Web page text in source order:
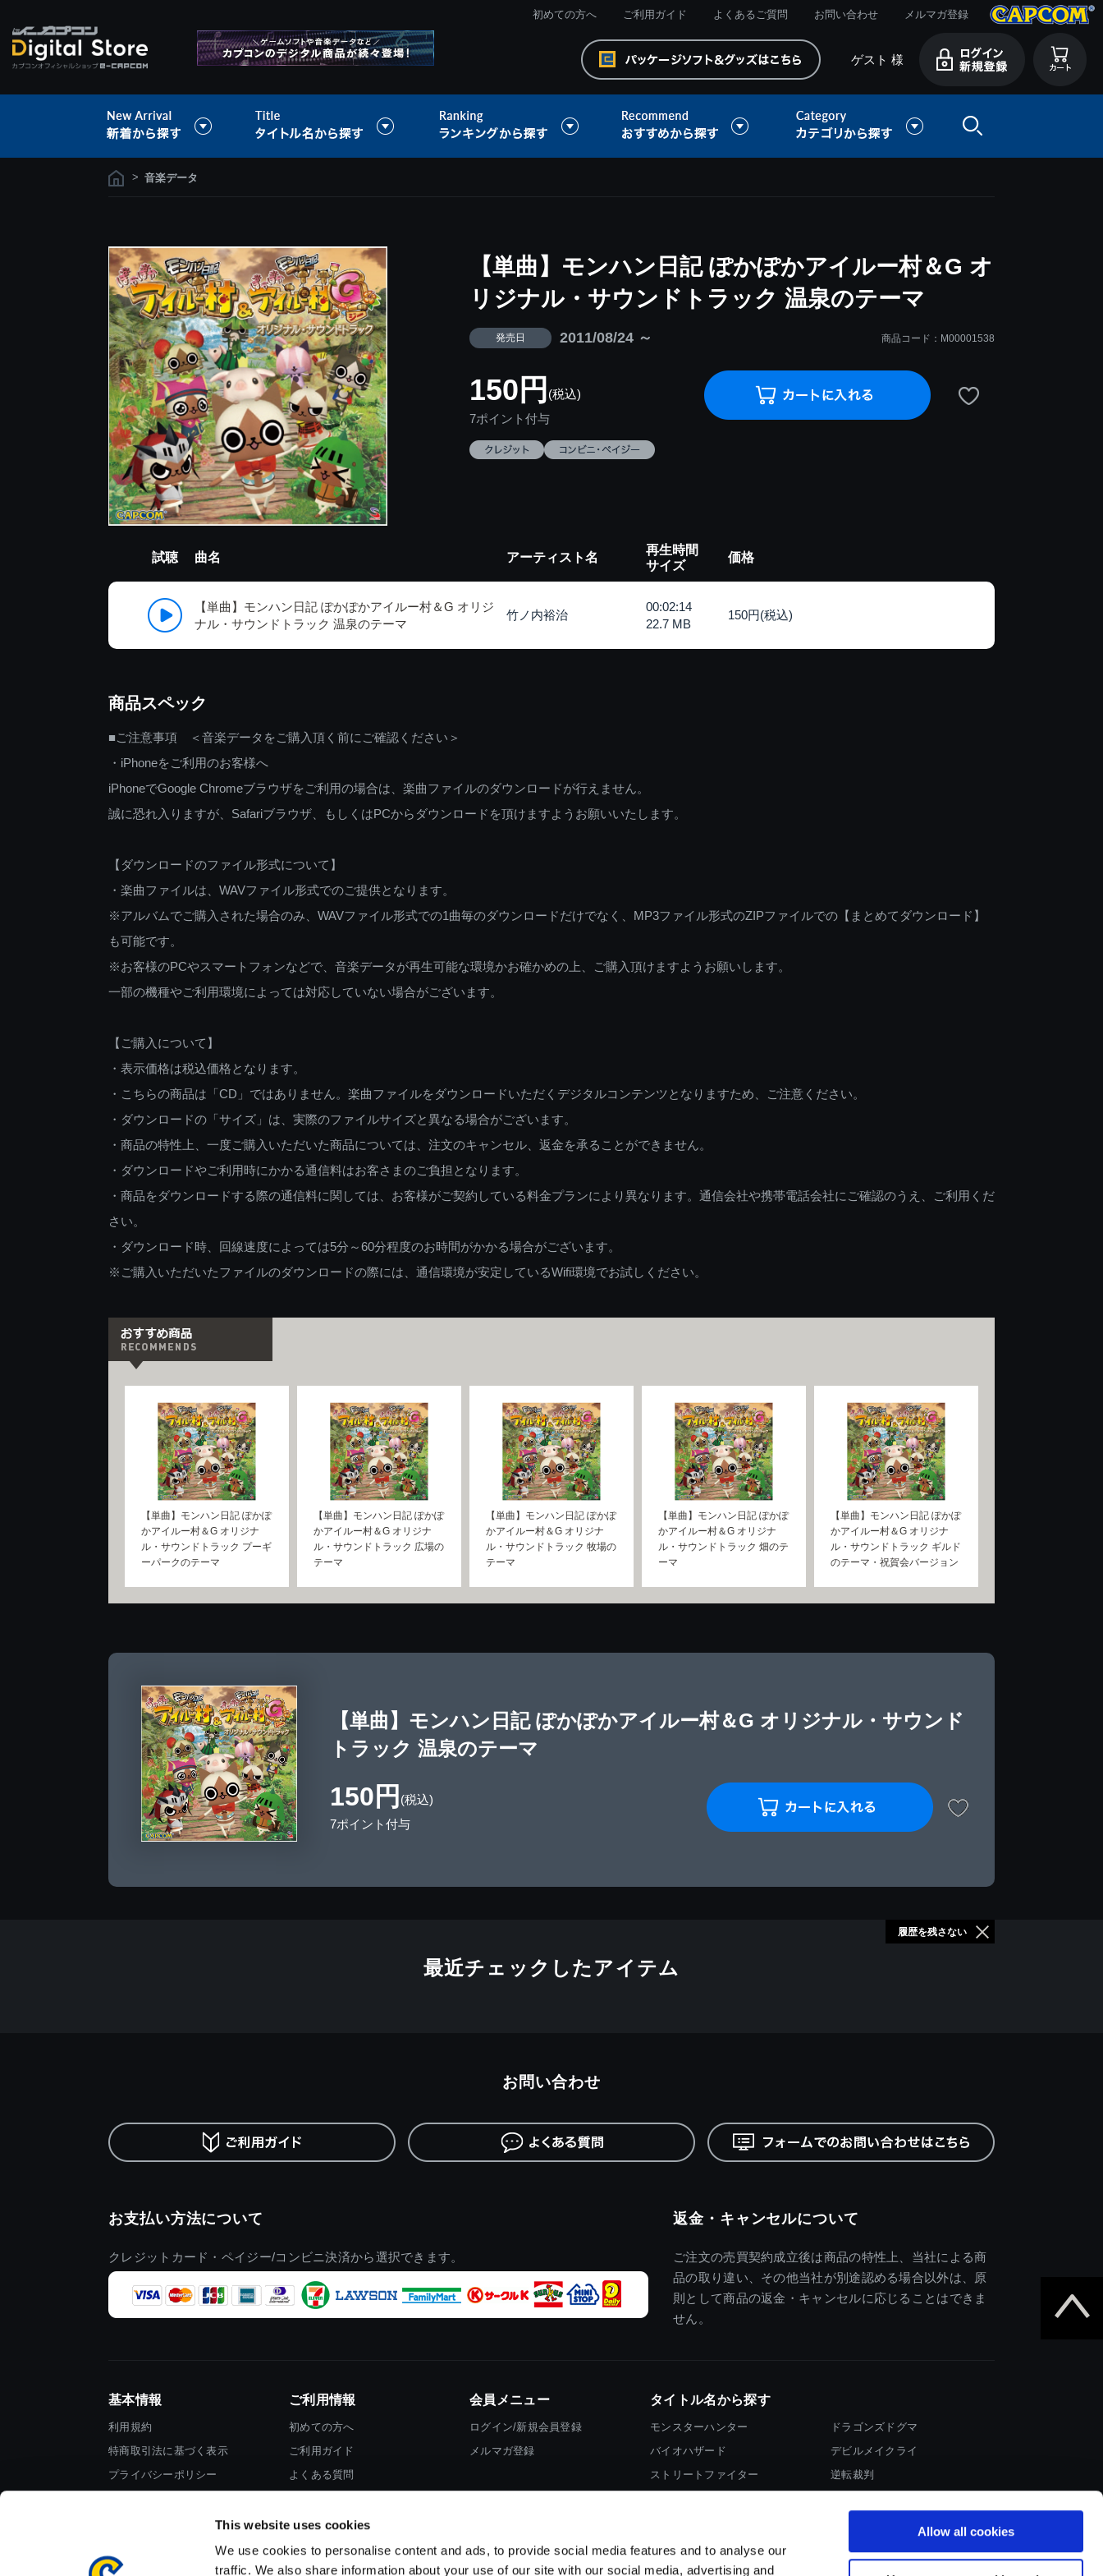
This website uses cookies
We use cookies to personalise content and ads, to provide social media features and to analyse our
traffic. We also share information about your use of our site with our social media, advertising and
Allow all cookies
初めての方へ ご利用ガイド よくあるご質問 お問い合わせ メルマガ登録
ゲスト 様
> 音楽データ
【単曲】モンハン日記 ぽかぽかアイルー村＆G オ
リジナル・サウンドトラック 温泉のテーマ
発売日 2011/08/24 ～ 商品コード：M00001538
150円 (税込)
7ポイント付与
試聴 曲名 アーティスト名
再生時間
サイズ
価格
【単曲】モンハン日記 ぽかぽかアイルー村＆G オリジ
ナル・サウンドトラック 温泉のテーマ
竹ノ内裕治
00:02:14
22.7 MB
150円(税込)
商品スペック
■ご注意事項 ＜音楽データをご購入頂く前にご確認ください＞
・iPhoneをご利用のお客様へ
iPhoneでGoogle Chromeブラウザをご利用の場合は、楽曲ファイルのダウンロードが行えません。
誠に恐れ入りますが、Safariブラウザ、もしくはPCからダウンロードを頂けますようお願いいたします。
【ダウンロードのファイル形式について】
・楽曲ファイルは、WAVファイル形式でのご提供となります。
※アルバムでご購入された場合のみ、WAVファイル形式での1曲毎のダウンロードだけでなく、MP3ファイル形式のZIPファイルでの【まとめてダウンロード】
も可能です。
※お客様のPCやスマートフォンなどで、音楽データが再生可能な環境かお確かめの上、ご購入頂けますようお願いします。
一部の機種やご利用環境によっては対応していない場合がございます。
【ご購入について】
・表示価格は税込価格となります。
・こちらの商品は「CD」ではありません。楽曲ファイルをダウンロードいただくデジタルコンテンツとなりますため、ご注意ください。
・ダウンロードの「サイズ」は、実際のファイルサイズと異なる場合がございます。
・商品の特性上、一度ご購入いただいた商品については、注文のキャンセル、返金を承ることができません。
・ダウンロードやご利用時にかかる通信料はお客さまのご負担となります。
・商品をダウンロードする際の通信料に関しては、お客様がご契約している料金プランにより異なります。通信会社や携帯電話会社にご確認のうえ、ご利用くだ
さい。
・ダウンロード時、回線速度によっては5分～60分程度のお時間がかかる場合がございます。
※ご購入いただいたファイルのダウンロードの際には、通信環境が安定しているWifi環境でお試しください。
【単曲】モンハン日記 ぽかぽ
かアイルー村＆G オリジナ
ル・サウンドトラック プーギ
ーパークのテーマ
【単曲】モンハン日記 ぽかぽ
かアイルー村＆G オリジナ
ル・サウンドトラック 広場の
テーマ
【単曲】モンハン日記 ぽかぽ
かアイルー村＆G オリジナ
ル・サウンドトラック 牧場の
テーマ
【単曲】モンハン日記 ぽかぽ
かアイルー村＆G オリジナ
ル・サウンドトラック 畑のテ
ーマ
【単曲】モンハン日記 ぽかぽ
かアイルー村＆G オリジナ
ル・サウンドトラック ギルド
のテーマ・祝賀会バージョン
【単曲】モンハン日記 ぽかぽかアイルー村＆G オリジナル・サウンド
トラック 温泉のテーマ
150円 (税込)
7ポイント付与
最近チェックしたアイテム
履歴を残さない
お支払い方法について
クレジットカード・ペイジー/コンビニ決済から選択できます。
返金・キャンセルについて
ご注文の売買契約成立後は商品の特性上、当社による商
品の取り違い、その他当社が別途認める場合以外は、原
則として商品の返金・キャンセルに応じることはできま
せん。
お問い合わせ
基本情報
利用規約
特商取引法に基づく表示
プライバシーポリシー
ご利用情報
初めての方へ
ご利用ガイド
よくある質問
会員メニュー
ログイン/新規会員登録
メルマガ登録
タイトル名から探す
モンスターハンター
バイオハザード
ストリートファイター
ドラゴンズドグマ
デビルメイクライ
逆転裁判